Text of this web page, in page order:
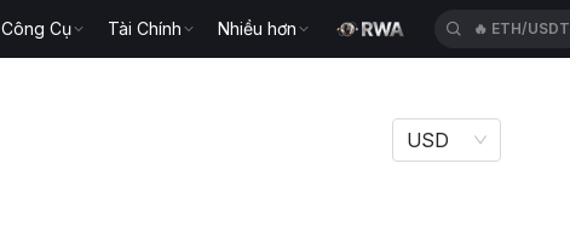
Công Cụ Tài Chính Nhiều hơn 🔥 ETH/USDT
USD